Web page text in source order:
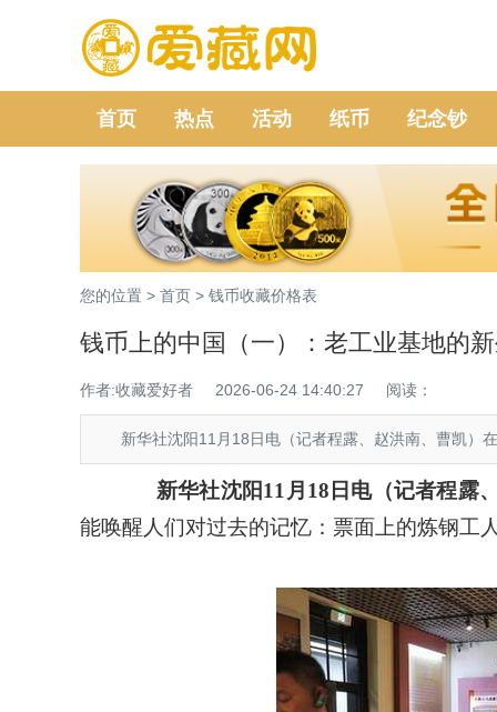
首页 热点 活动 纸币 纪念钞
您的位置 > 首页 > 钱币收藏价格表
钱币上的中国（一）：老工业基地的
作者:收藏爱好者 2026-06-24 14:40:27 阅读：
新华社沈阳11月18日电（记者程露、赵洪南、曹凯）
新华社沈阳11月18日电（记者程露
能唤醒人们对过去的记忆：票面上的炼钢工